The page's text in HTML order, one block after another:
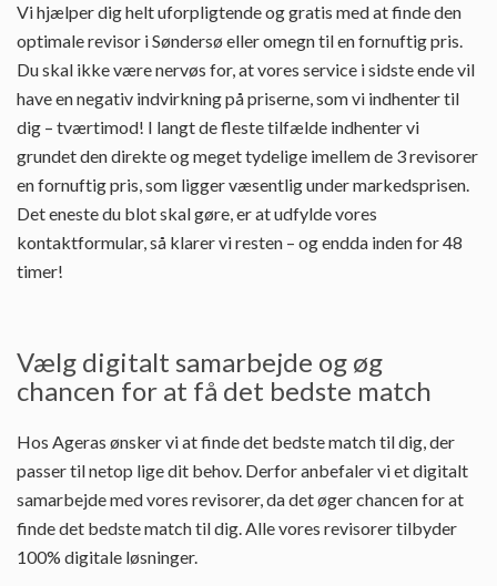
Vi hjælper dig helt uforpligtende og gratis med at finde den
optimale revisor i Søndersø eller omegn til en fornuftig pris.
Du skal ikke være nervøs for, at vores service i sidste ende vil
have en negativ indvirkning på priserne, som vi indhenter til
dig – tværtimod! I langt de fleste tilfælde indhenter vi
grundet den direkte og meget tydelige imellem de 3 revisorer
en fornuftig pris, som ligger væsentlig under markedsprisen.
Det eneste du blot skal gøre, er at udfylde vores
kontaktformular, så klarer vi resten – og endda inden for 48
timer!
Vælg digitalt samarbejde og øg
chancen for at få det bedste match
Hos Ageras ønsker vi at finde det bedste match til dig, der
passer til netop lige dit behov. Derfor anbefaler vi et digitalt
samarbejde med vores revisorer, da det øger chancen for at
finde det bedste match til dig. Alle vores revisorer tilbyder
100% digitale løsninger.